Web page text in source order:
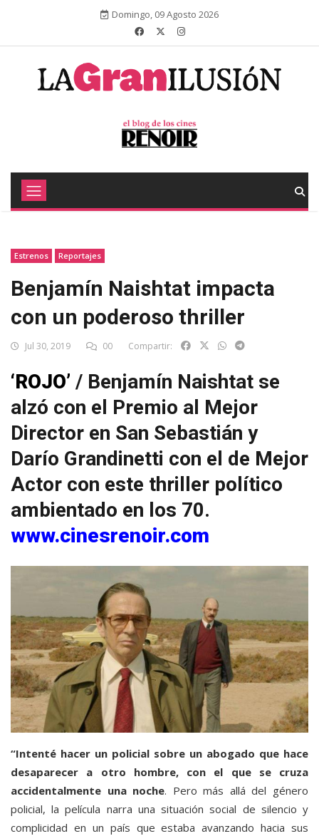
Domingo, 09 Agosto 2026
Estrenos Reportajes
Benjamín Naishtat impacta
con un poderoso thriller
Jul 30, 2019 00 Compartir:
‘ROJO’ / Benjamín Naishtat se
alzó con el Premio al Mejor
Director en San Sebastián y
Darío Grandinetti con el de Mejor
Actor con este thriller político
ambientado en los 70.
www.cinesrenoir.com
“Intenté hacer un policial sobre un abogado que hace
desaparecer a otro hombre, con el que se cruza
accidentalmente una noche. Pero más allá del género
policial, la película narra una situación social de silencio y
complicidad en un país que estaba avanzando hacia sus